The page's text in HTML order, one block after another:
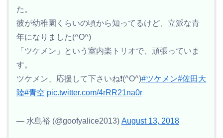
た。
彼が幼稚園くらいの頃から知ってるけど、立派な青
年になりました(^O^)
「ツケメン」という室内楽トリオで、頑張っていま
す。
ツケメン、応援して下さいね❗️(^O^)#ツケメン#佐田大
陸#青空 pic.twitter.com/4rRR21na0r
— 水島裕 (@goofyalice2013) August 13, 2018